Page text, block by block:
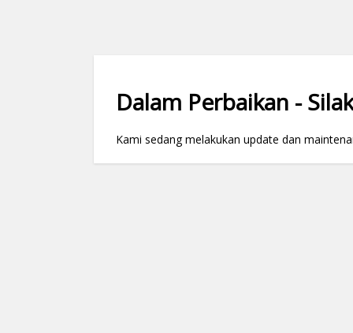
Dalam Perbaikan -
Kami sedang melakukan update dan